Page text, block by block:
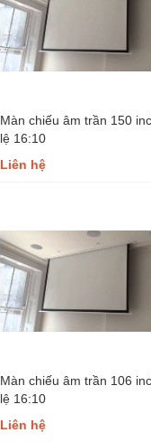
Màn chiếu âm trần 150
lệ 16:10
Liên hệ
Màn chiếu âm trần 106
lệ 16:10
Liên hệ